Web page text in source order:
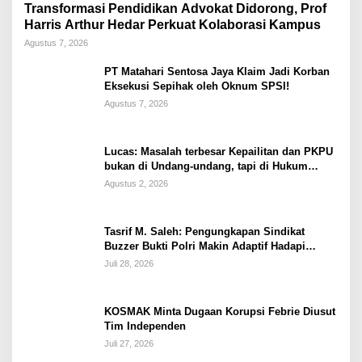
Transformasi Pendidikan Advokat Didorong, Prof
Harris Arthur Hedar Perkuat Kolaborasi Kampus
Agustus 7, 2026
PT Matahari Sentosa Jaya Klaim Jadi Korban
Eksekusi Sepihak oleh Oknum SPSI!
Agustus 7, 2026
Lucas: Masalah terbesar Kepailitan dan PKPU
bukan di Undang-undang, tapi di Hukum
Acara!!!
Agustus 2, 2026
Tasrif M. Saleh: Pengungkapan Sindikat
Buzzer Bukti Polri Makin Adaptif Hadapi
Kejahatan Digital
Juli 28, 2026
KOSMAK Minta Dugaan Korupsi Febrie Diusut
Tim Independen
Juli 27, 2026